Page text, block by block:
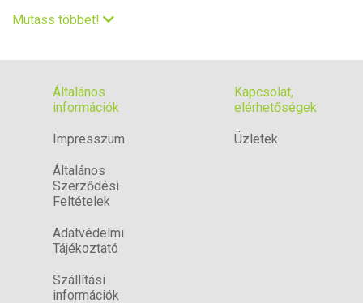
Mutass többet!
Általános
információk
Impresszum
Általános
Szerződési
Feltételek
Adatvédelmi
Tájékoztató
Szállítási
információk
Kapcsolat,
elérhetőségek
Üzletek